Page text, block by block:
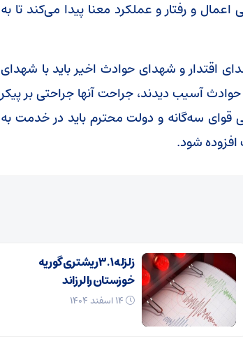
و رفتار و عملکرد معنا پیدا می‌کند تا به
اقتدار و شهدای حوادث اخیر باید با شهدای
آسیب دیدند، جراحت آنها جراحتی بر پیکر
سه‌گانه و دولت محترم باید در خدمت به
افزوده شود.
زلزله ۳.۱ ریشتری گوریه
خوزستان را لرزاند